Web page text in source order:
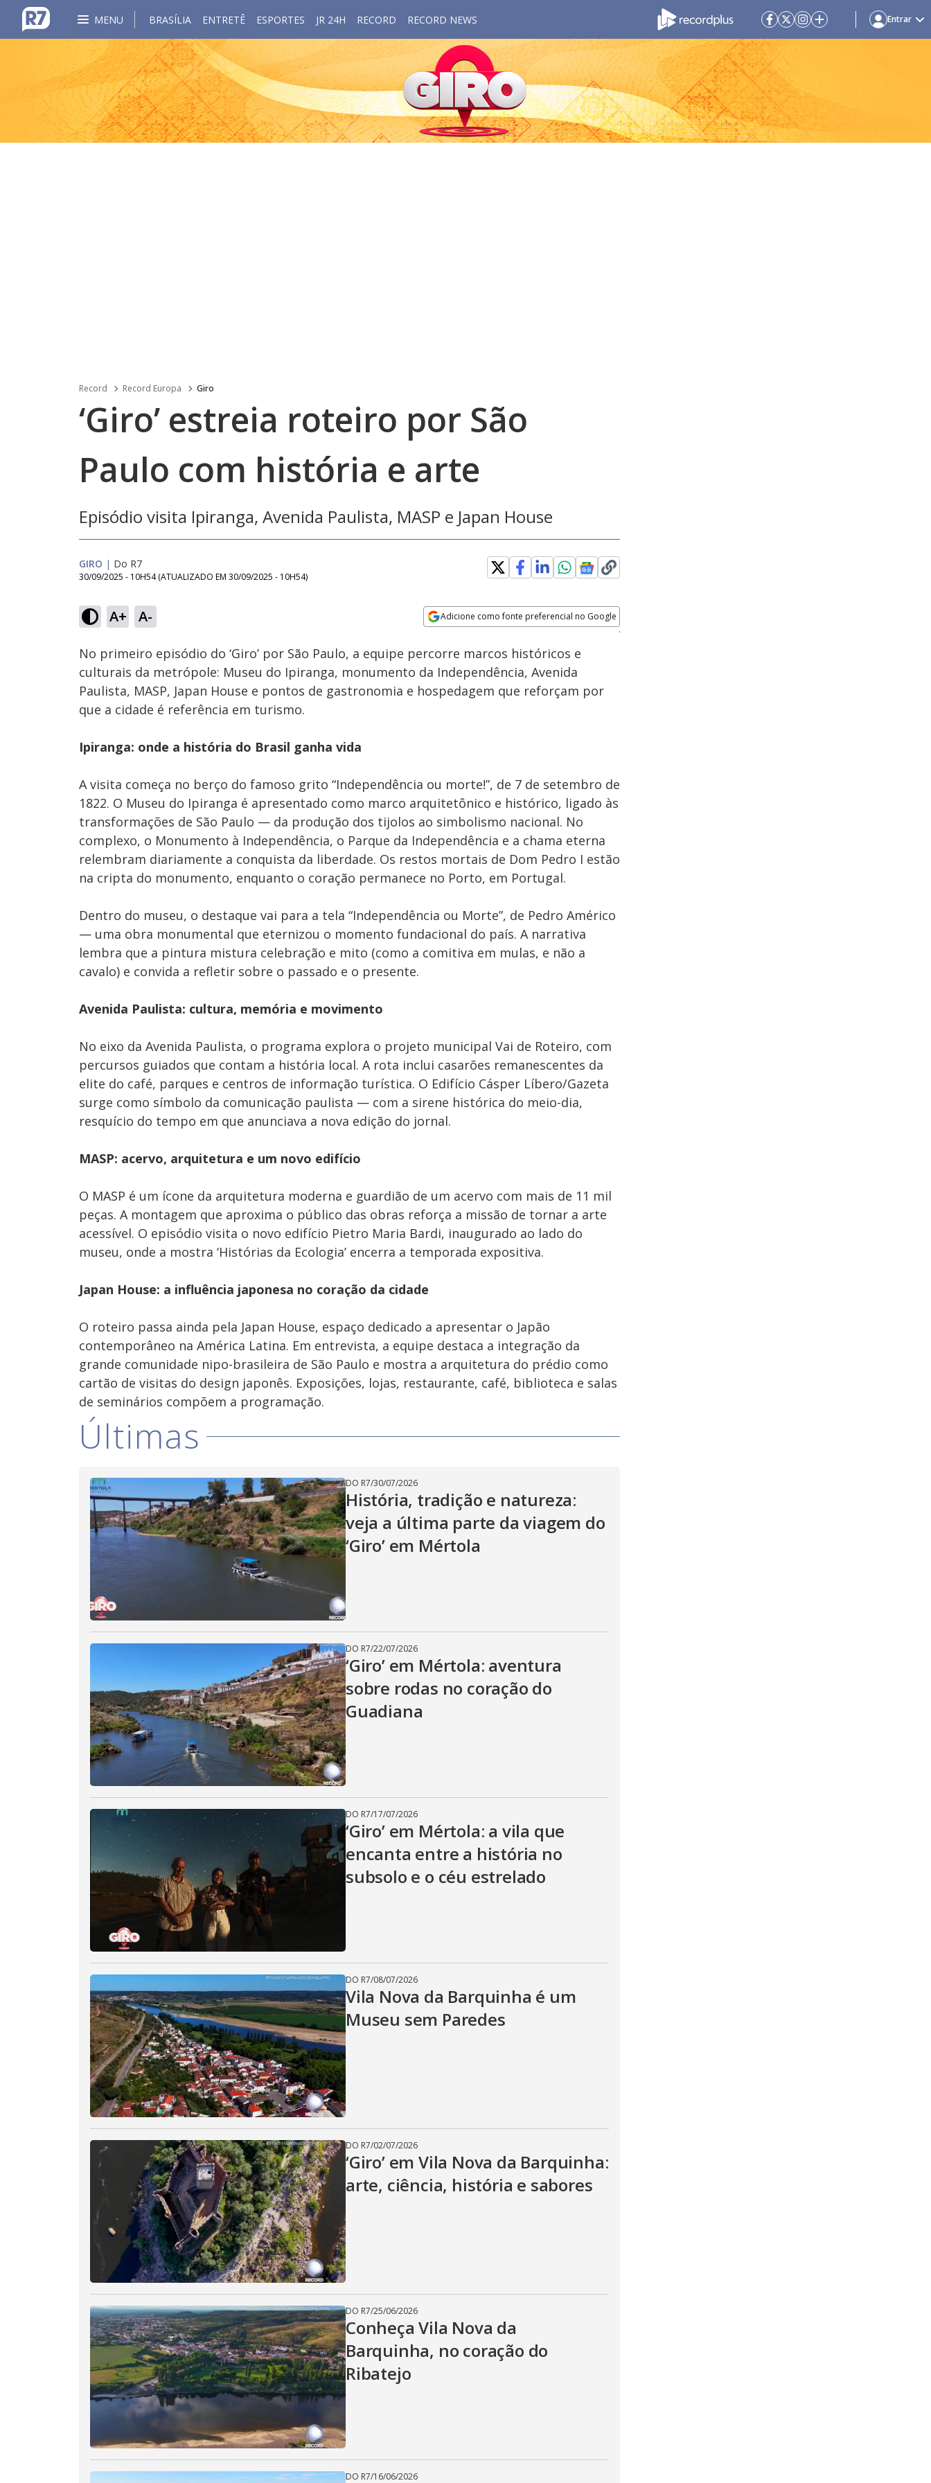
MENU BRASÍLIA ENTRETÊ ESPORTES JR 24H RECORD RECORD NEWS Entrar
Record Record Europa Giro
‘Giro’ estreia roteiro por São
Paulo com história e arte
Episódio visita Ipiranga, Avenida Paulista, MASP e Japan House
GIRO | Do R7
30/09/2025 - 10H54 (ATUALIZADO EM 30/09/2025 - 10H54)
A+ A- Adicione como fonte preferencial no Google
Ativar
Som
5.29%
Velocidade
No primeiro episódio do ‘Giro’ por São Paulo, a equipe percorre marcos históricos e
culturais da metrópole: Museu do Ipiranga, monumento da Independência, Avenida
Paulista, MASP, Japan House e pontos de gastronomia e hospedagem que reforçam por
que a cidade é referência em turismo.
Ipiranga: onde a história do Brasil ganha vida
A visita começa no berço do famoso grito “Independência ou morte!”, de 7 de setembro de
1822. O Museu do Ipiranga é apresentado como marco arquitetônico e histórico, ligado às
transformações de São Paulo — da produção dos tijolos ao simbolismo nacional. No
complexo, o Monumento à Independência, o Parque da Independência e a chama eterna
relembram diariamente a conquista da liberdade. Os restos mortais de Dom Pedro I estão
na cripta do monumento, enquanto o coração permanece no Porto, em Portugal.
Dentro do museu, o destaque vai para a tela “Independência ou Morte”, de Pedro Américo
— uma obra monumental que eternizou o momento fundacional do país. A narrativa
lembra que a pintura mistura celebração e mito (como a comitiva em mulas, e não a
cavalo) e convida a refletir sobre o passado e o presente.
Avenida Paulista: cultura, memória e movimento
No eixo da Avenida Paulista, o programa explora o projeto municipal Vai de Roteiro, com
percursos guiados que contam a história local. A rota inclui casarões remanescentes da
elite do café, parques e centros de informação turística. O Edifício Cásper Líbero/Gazeta
surge como símbolo da comunicação paulista — com a sirene histórica do meio-dia,
resquício do tempo em que anunciava a nova edição do jornal.
MASP: acervo, arquitetura e um novo edifício
O MASP é um ícone da arquitetura moderna e guardião de um acervo com mais de 11 mil
peças. A montagem que aproxima o público das obras reforça a missão de tornar a arte
acessível. O episódio visita o novo edifício Pietro Maria Bardi, inaugurado ao lado do
museu, onde a mostra ‘Histórias da Ecologia’ encerra a temporada expositiva.
Japan House: a influência japonesa no coração da cidade
O roteiro passa ainda pela Japan House, espaço dedicado a apresentar o Japão
contemporâneo na América Latina. Em entrevista, a equipe destaca a integração da
grande comunidade nipo-brasileira de São Paulo e mostra a arquitetura do prédio como
cartão de visitas do design japonês. Exposições, lojas, restaurante, café, biblioteca e salas
de seminários compõem a programação.
Últimas
DO R7/30/07/2026
História, tradição e natureza:
veja a última parte da viagem do
‘Giro’ em Mértola
DO R7/22/07/2026
‘Giro’ em Mértola: aventura
sobre rodas no coração do
Guadiana
DO R7/17/07/2026
‘Giro’ em Mértola: a vila que
encanta entre a história no
subsolo e o céu estrelado
DO R7/08/07/2026
Vila Nova da Barquinha é um
Museu sem Paredes
DO R7/02/07/2026
‘Giro’ em Vila Nova da Barquinha:
arte, ciência, história e sabores
DO R7/25/06/2026
Conheça Vila Nova da
Barquinha, no coração do
Ribatejo
DO R7/16/06/2026